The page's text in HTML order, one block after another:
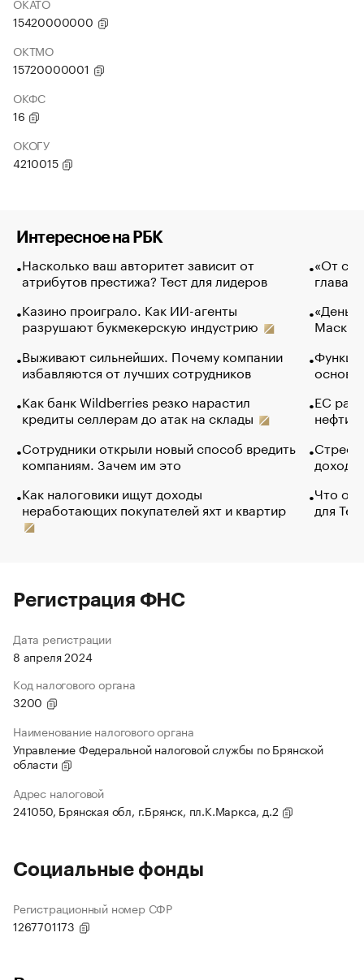
15420000000
ОКТМО
15720000001
ОКФС
16
ОКОГУ
4210015
Интересное на РБК
Насколько ваш авторитет зависит от
атрибутов престижа? Тест для лидеров
Казино проиграло. Как ИИ-агенты
разрушают букмекерскую индустрию
Выживают сильнейших. Почему компании
избавляются от лучших сотрудников
Как банк Wildberries резко нарастил
кредиты селлерам до атак на склады
Сотрудники открыли новый способ вредить
компаниям. Зачем им это
Как налоговики ищут доходы
неработающих покупателей яхт и квартир
«От
глава
Маск в
основ
ЕС
нефти
Что
для
Регистрация ФНС
Дата регистрации
8 апреля 2024
Код налогового органа
3200
Наименование налогового органа
Управление Федеральной налоговой службы по Брянской
области
Адрес налоговой
241050, Брянская обл, г.Брянск, пл.К.Маркса, д.2
Социальные фонды
Регистрационный номер СФР
1267701173